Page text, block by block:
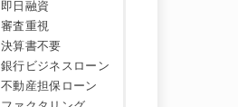
即日融資
審査重視
決算書不要
銀行ビジネスローン
不動産担保ローン